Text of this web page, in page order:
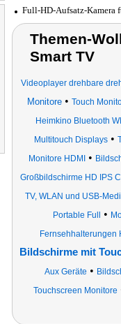
Full-HD-Aufsatz-Kamera
Themen-
Smart TV
Videoplayer drehbare
Monitore • Touch
Heimkino Bluetooth
Multitouch Displays •
Monitore HDMI •
Großbildschirme HD IPS
TV, WLAN und USB-
Portable Full
•
Fernsehhalterungen
Bildschirme mit
Aux Geräte •
Touchscreen Monitore